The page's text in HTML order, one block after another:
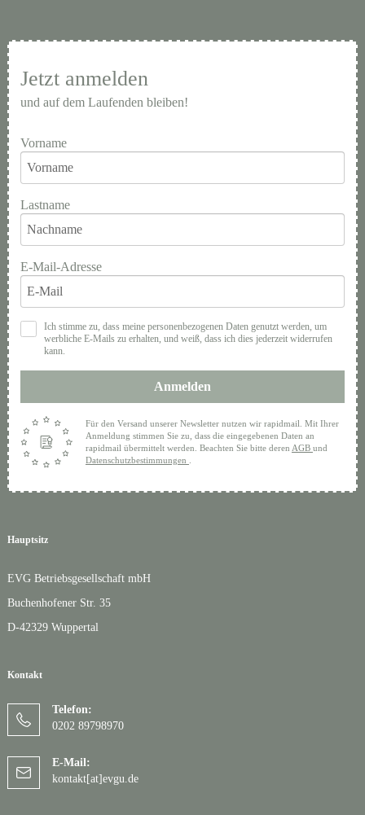
Hauptsitz
EVG Betriebsgesellschaft mbH
Buchenhofener Str. 35
D-42329 Wuppertal
Kontakt
Telefon:
0202 89798970
E-Mail:
kontakt[at]evgu.de
Jetzt anmelden
und auf dem Laufenden bleiben!
Vorname
Lastname
E-Mail-Adresse
Ich stimme zu, dass meine personenbezogenen Daten genutzt werden, um
werbliche E-Mails zu erhalten, und weiß, dass ich dies jederzeit widerrufen
kann.
Anmelden
Für den Versand unserer Newsletter nutzen wir rapidmail. Mit Ihrer
Anmeldung stimmen Sie zu, dass die eingegebenen Daten an
rapidmail übermittelt werden. Beachten Sie bitte deren AGB und
Datenschutzbestimmungen